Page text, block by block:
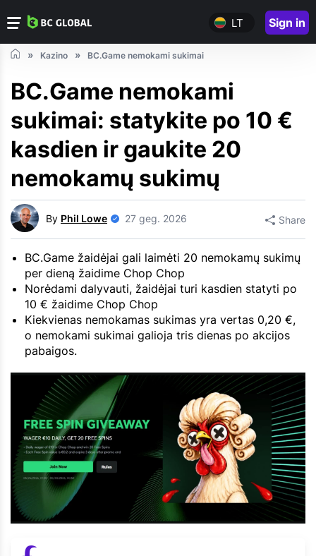
LT Sign in
Kazino BC.Game nemokami sukimai
BC.Game nemokami
sukimai: statykite po 10 €
kasdien ir gaukite 20
nemokamų sukimų
By Phil Lowe 27 geg. 2026 Share
BC.Game žaidėjai gali laimėti 20 nemokamų sukimų
per dieną žaidime Chop Chop
Norėdami dalyvauti, žaidėjai turi kasdien statyti po
10 € žaidime Chop Chop
Kiekvienas nemokamas sukimas yra vertas 0,20 €,
o nemokami sukimai galioja tris dienas po akcijos
pabaigos.